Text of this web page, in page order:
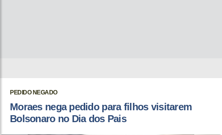
PEDIDO NEGADO
Moraes nega pedido para filhos visitarem
Bolsonaro no Dia dos Pais